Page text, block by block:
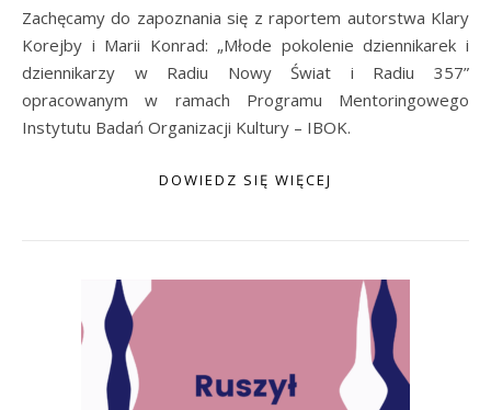
Zachęcamy do zapoznania się z raportem autorstwa Klary
Korejby i Marii Konrad: „Młode pokolenie dziennikarek i
dziennikarzy w Radiu Nowy Świat i Radiu 357”
opracowanym w ramach Programu Mentoringowego
Instytutu Badań Organizacji Kultury – IBOK.
DOWIEDZ SIĘ WIĘCEJ